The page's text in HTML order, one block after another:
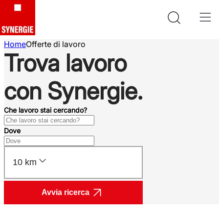
HomeOfferte di lavoro
Trova lavoro
con Synergie.
Che lavoro stai cercando?
Dove
10 km
Avvia ricerca